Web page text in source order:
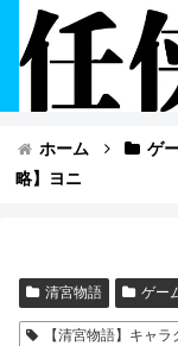
ホーム ゲ
略】ヨニ
清宮物語 ゲー
【清宮物語】キャラ